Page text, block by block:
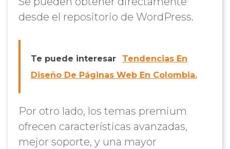
desde el repositorio de WordPress.
Te puede interesar
Tendencias En
Diseño De Páginas Web En Colombia.
Por otro lado, los temas premium
ofrecen características avanzadas,
mejor soporte, y una mayor